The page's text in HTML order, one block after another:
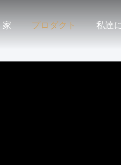
家 プロダクト 私達